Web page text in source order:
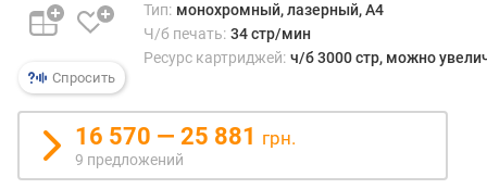
а
(
т
р
)
р
Спросить
Тип: монохромный, лазерный, A4
Ч/б печать: 34 стр/мин
Ресурс картриджей: ч/б 3000 стр, можно
16 570 — 25 881 грн.
9 предложений